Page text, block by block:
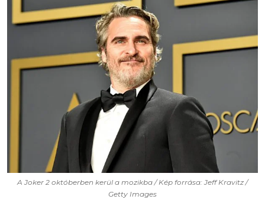
A Joker 2 októberben kerül a mozikba / Kép forrása: Jeff Kravitz /
Getty Images